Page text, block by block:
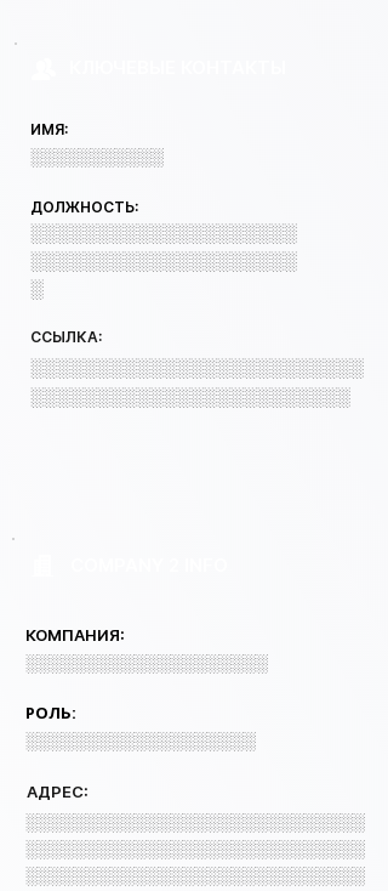
ИМЯ:
░░░░░░░░░░░
ДОЛЖНОСТЬ:
░░░░░░░░░░░░░░░░░░░░
░░░░░░░░░░░░░░░░░░░░
░
ССЫЛКА:
░░░░░░░░░░░░░░░░░░░░░░░░░
░░░░░░░░░░░░░░░░░░░░░░░░
КОМПАНИЯ:
░░░░░░░░░░░░░░░░░░░░
РОЛЬ:
░░░░░░░░░░░░░░░░░░░
АДРЕС:
░░░░░░░░░░░░░░░░░░░░░░░░░░░░
░░░░░░░░░░░░░░░░░░░░░░░░░░░░
░░░░░░░░░░░░░░░░░░░░░░░░░░░░